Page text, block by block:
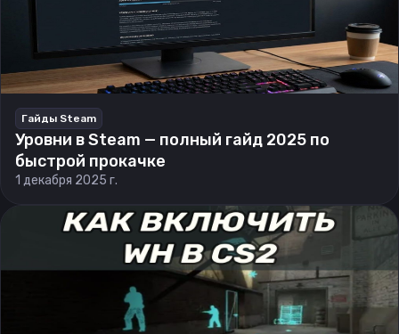
Гайды Steam
Уровни в Steam — полный гайд 2025 по
быстрой прокачке
1 декабря 2025 г.